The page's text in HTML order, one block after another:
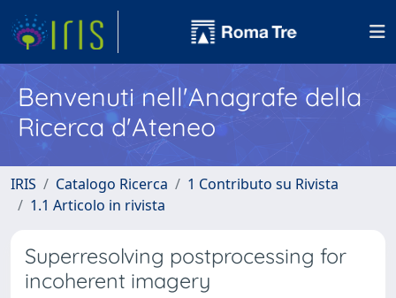
Benvenuti nell'Anagrafe della
Ricerca d'Ateneo
IRIS Catalogo Ricerca
1 Contributo su Rivista
1.1 Articolo in rivista
Superresolving postprocessing for
incoherent imagery